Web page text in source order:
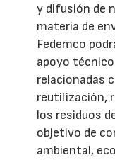
y difusión de
materia de
Fedemco
apoyo
relacionadas
reutilización,
los residuos
objetivo de
ambiental,